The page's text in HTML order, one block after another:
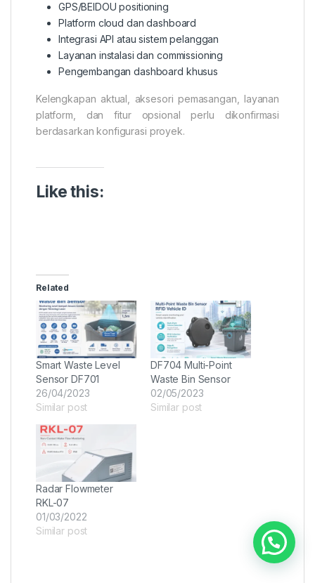
GPS/BEIDOU positioning
Platform cloud dan dashboard
Integrasi API atau sistem pelanggan
Layanan instalasi dan commissioning
Pengembangan dashboard khusus
Kelengkapan aktual, aksesori pemasangan, layanan
platform, dan fitur opsional perlu dikonfirmasi
berdasarkan konfigurasi proyek.
Like this:
Related
Smart Waste Level
Sensor DF701
26/04/2023
Similar post
DF704 Multi-Point
Waste Bin Sensor
02/05/2023
Similar post
Radar Flowmeter
RKL-07
01/03/2022
Similar post